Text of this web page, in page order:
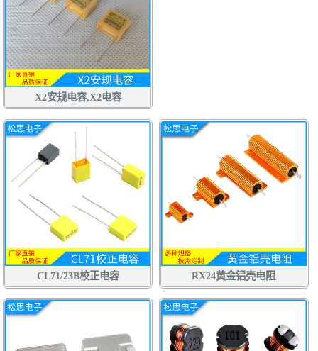
X2安规电容,X2电容
CL71/23B校正电容 RX24黄金铝壳电阻